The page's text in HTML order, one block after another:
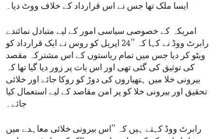
ایسا ملک تھا جس نے اس قرارداد کے خلاف ووٹ دیا۔
امریکہ کے خصوصی سیاسی امور کے لیے متبادل نمائندے
رابرٹ ووڈ نے کہا کہ ’’24 اپریل کو روس نے ایک قرارداد کو
ویٹو کر دیا جس میں تمام ریاستوں کے اس مشترکہ مقصد
کی توثیق کی گئی تھی اور اس بات پر زور دیا گیا تھا کہ
بیرونی خلا میں ہتھیاروں کی دوڑ کو روکا جائے اور خلائی
تحقیق اور بیرونی خلا کو پر امن مقاصد کے لیے استعمال کیا
جائے۔
رابرٹ ووڈ کہتے ہیں کہ ’’اس بیرونی خلائی معاہدے میں